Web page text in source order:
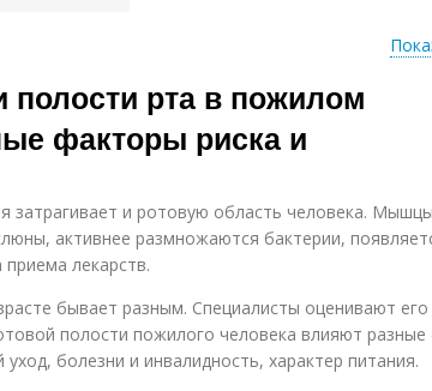
полости рта в пожилом
факторы риска и
затрагивает и ротовую область человека.
активнее размножаются бактерии,
лекарств.
бывает разным. Специалисты оценивают его
полости пожилого человека влияют
уход, болезни и инвалидность, характер питания.